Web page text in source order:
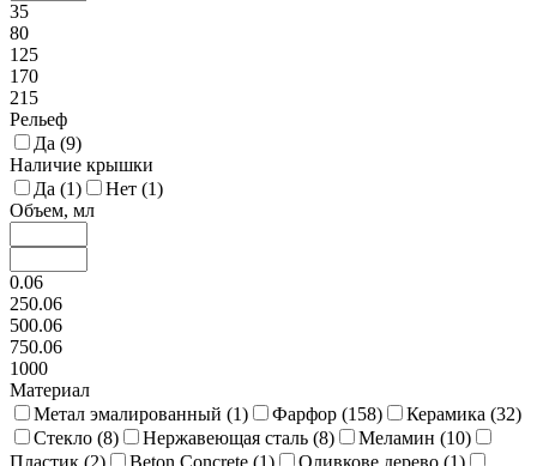
35
80
125
170
215
Рельеф
Да (9)
Наличие крышки
Да (1) Нет (1)
Объем, мл
0.06
250.06
500.06
750.06
1000
Материал
Метал эмалированный (1) Фарфор (158) Керамика (32)
Стекло (8) Нержавеющая сталь (8) Меламин (10)